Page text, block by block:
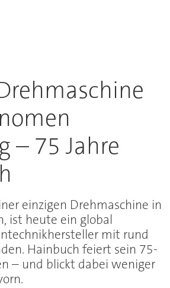
– 75 Jahre
einzigen Drehmaschine in
ist heute ein global
mit rund
Hainbuch feiert sein 75-
– und blickt dabei weniger